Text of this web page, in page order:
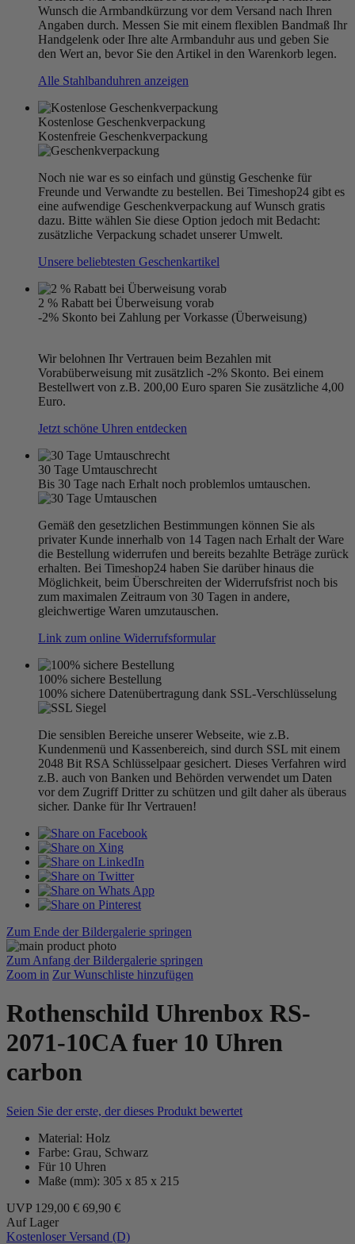
Wunsch die Armbandkürzung vor dem Versand nach Ihren
Angaben durch. Messen Sie mit einem flexiblen Bandmaß Ihr
Handgelenk oder Ihre alte Armbanduhr aus und geben Sie
den Wert an, bevor Sie den Artikel in den Warenkorb legen.
Alle Stahlbanduhren anzeigen
Kostenlose Geschenkverpackung
Kostenfreie Geschenkverpackung
Noch nie war es so einfach und günstig Geschenke für
Freunde und Verwandte zu bestellen. Bei Timeshop24 gibt es
eine aufwendige Geschenkverpackung auf Wunsch gratis
dazu. Bitte wählen Sie diese Option jedoch mit Bedacht:
zusätzliche Verpackung schadet unserer Umwelt.
Unsere beliebtesten Geschenkartikel
2 % Rabatt bei Überweisung vorab
-2% Skonto bei Zahlung per Vorkasse (Überweisung)
Wir belohnen Ihr Vertrauen beim Bezahlen mit
Vorabüberweisung mit zusätzlich -2% Skonto. Bei einem
Bestellwert von z.B. 200,00 Euro sparen Sie zusätzliche 4,00
Euro.
Jetzt schöne Uhren entdecken
30 Tage Umtauschrecht
Bis 30 Tage nach Erhalt noch problemlos umtauschen.
Gemäß den gesetzlichen Bestimmungen können Sie als
privater Kunde innerhalb von 14 Tagen nach Erhalt der Ware
die Bestellung widerrufen und bereits bezahlte Beträge zurück
erhalten. Bei Timeshop24 haben Sie darüber hinaus die
Möglichkeit, beim Überschreiten der Widerrufsfrist noch bis
zum maximalen Zeitraum von 30 Tagen in andere,
gleichwertige Waren umzutauschen.
Link zum online Widerrufsformular
100% sichere Bestellung
100% sichere Datenübertragung dank SSL-Verschlüsselung
Die sensiblen Bereiche unserer Webseite, wie z.B.
Kundenmenü und Kassenbereich, sind durch SSL mit einem
2048 Bit RSA Schlüsselpaar gesichert. Dieses Verfahren wird
z.B. auch von Banken und Behörden verwendet um Daten
vor dem Zugriff Dritter zu schützen und gilt daher als überaus
sicher. Danke für Ihr Vertrauen!
Zum Ende der Bildergalerie springen
Zum Anfang der Bildergalerie springen
Zoom in Zur Wunschliste hinzufügen
Rothenschild Uhrenbox RS-
2071-10CA fuer 10 Uhren
carbon
Seien Sie der erste, der dieses Produkt bewertet
Material: Holz
Farbe: Grau, Schwarz
Für 10 Uhren
Maße (mm): 305 x 85 x 215
UVP 129,00 € 69,90 €
Auf Lager
Kostenloser Versand (D)